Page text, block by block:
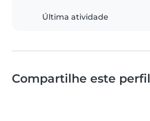
Última atividade
Compartilhe este perfil